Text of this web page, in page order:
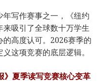
写作赛事之一，《纽约
吸引了全球数十万学生
高度认可。2026赛季的
这项竞赛的底层逻辑。
》夏季读写竞赛核心变革